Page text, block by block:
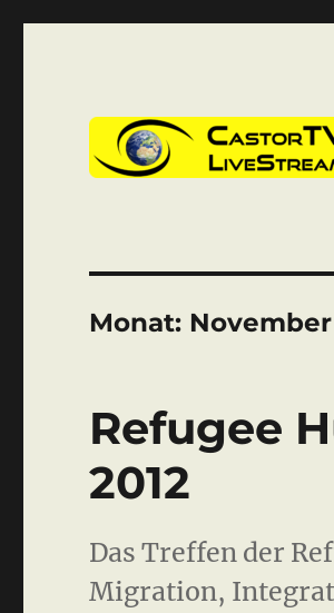
Monat: November
Refugee
2012
Das Treffen der
Migration,